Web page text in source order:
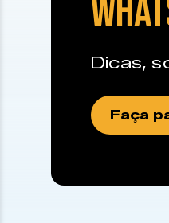
Dicas,
Faça